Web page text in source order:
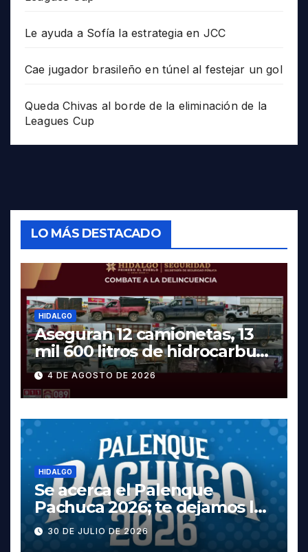
Le ayuda a Sofía la estrategia en JCC
Cae jugador brasileño en túnel al festejar un gol
Queda Chivas al borde de la eliminación de la
Leagues Cup
LO MÁS DESTACADO
HIDALGO
Aseguran 12 camionetas, 13
mil 600 litros de hidrocarburo
y dos vehículos robados en
Tula
4 DE AGOSTO DE 2026
HIDALGO
Se acerca el Palenque
Pachuca 2026; te dejamos la
cartelera completa, las
fechas y los precios
30 DE JULIO DE 2026